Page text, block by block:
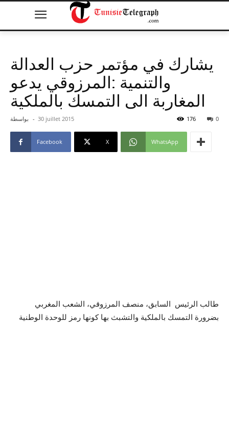
يشارك في مؤتمر حزب العدالة
والتنمية :المرزوقي يدعو
المغاربة الى التمسك بالملكية
بواسطة - 30 juillet 2015 0
176
Facebook X WhatsApp
طالب الرئيس السابق، منصف المرزوقي، الشعب المغربي
بضرورة التمسك بالملكية والتشبث بها كونها رمز للوحدة الوطنية